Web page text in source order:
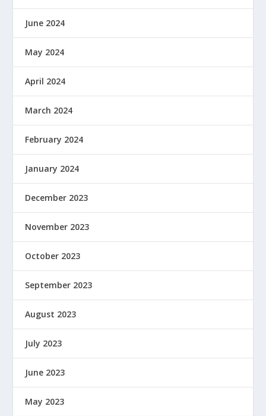
June 2024
May 2024
April 2024
March 2024
February 2024
January 2024
December 2023
November 2023
October 2023
September 2023
August 2023
July 2023
June 2023
May 2023